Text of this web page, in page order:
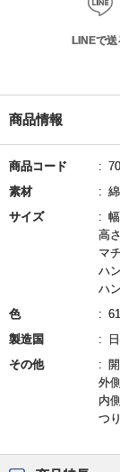
LINEで送
商品情報
商品コード
素材
サイズ
高
マ
ハ
ハ
色
製造国
その他
外
内
つ